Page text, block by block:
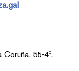
Coruña, 55-4º.